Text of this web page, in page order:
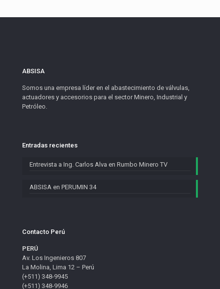
ABSISA
Somos una empresa líder en el abastecimiento de válvulas,
actuadores y accesorios para el sector Minero, Industrial y
Petróleo.
Entradas recientes
Entrevista a Ing. Carlos Alva en Rumbo Minero TV
ABSISA en PERUMIN 34
Contacto Perú
PERÚ
Av. Los Ingenieros 807
La Molina, Lima 12 – Perú
(+511) 348-9945
(+511) 348-9946